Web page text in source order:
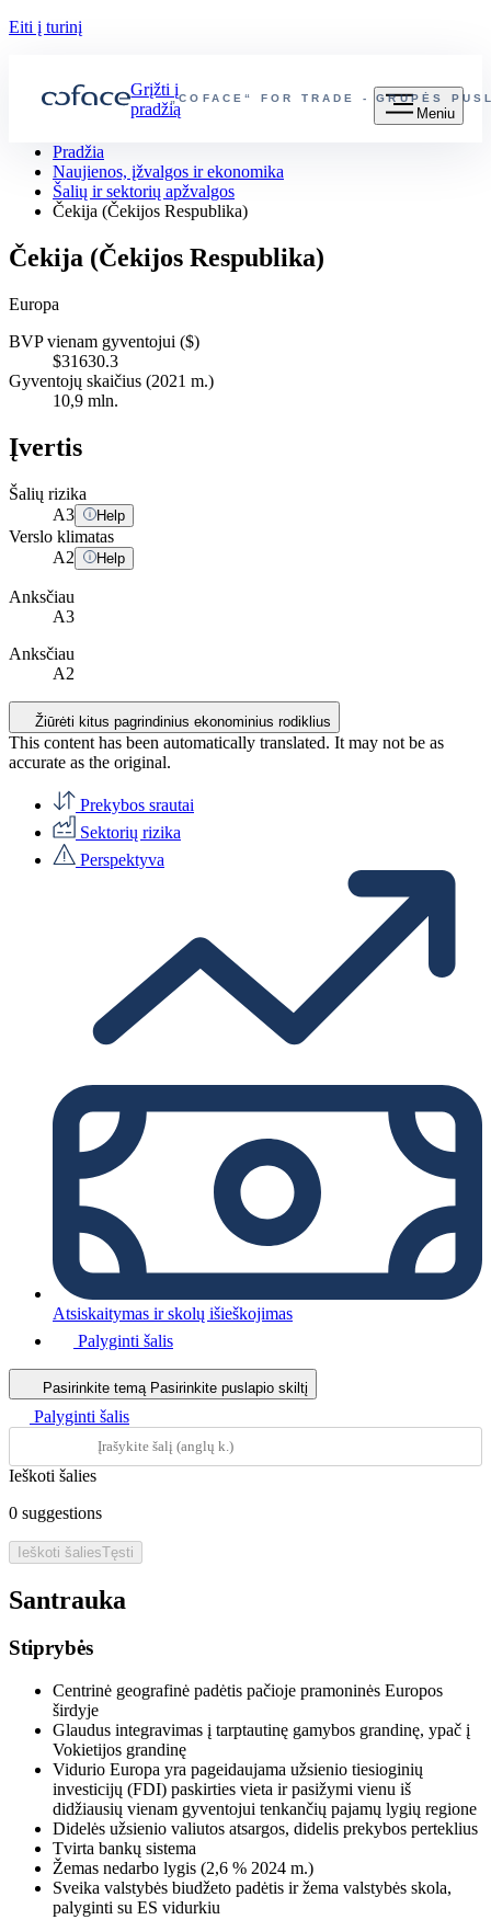
Eiti į turinį
„COFACE“ FOR TRADE - GRUPĖS
Grįžti į
pradžią
Meniu
Pradžia
Naujienos, įžvalgos ir ekonomika
Šalių ir sektorių apžvalgos
Čekija (Čekijos Respublika)
Čekija (Čekijos Respublika)
Europa
BVP vienam gyventojui ($)
$31630.3
Gyventojų skaičius (2021 m.)
10,9 mln.
Įvertis
Šalių rizika
A3 Help
Verslo klimatas
A2 Help
Anksčiau
A3
Anksčiau
A2
Žiūrėti kitus pagrindinius ekonominius rodiklius
This content has been automatically translated. It may not be as
accurate as the original.
Prekybos srautai
Sektorių rizika
Perspektyva
Atsiskaitymas ir skolų išieškojimas
Palyginti šalis
Pasirinkite temą Pasirinkite puslapio skiltį
Palyginti šalis
Ieškoti šalies
0 suggestions
Ieškoti šaliesTęsti
Santrauka
Stiprybės
Centrinė geografinė padėtis pačioje pramoninės Europos
širdyje
Glaudus integravimas į tarptautinę gamybos grandinę, ypač į
Vokietijos grandinę
Vidurio Europa yra pageidaujama užsienio tiesioginių
investicijų (FDI) paskirties vieta ir pasižymi vienu iš
didžiausių vienam gyventojui tenkančių pajamų lygių regione
Didelės užsienio valiutos atsargos, didelis prekybos perteklius
Tvirta bankų sistema
Žemas nedarbo lygis (2,6 % 2024 m.)
Sveika valstybės biudžeto padėtis ir žema valstybės skola,
palyginti su ES vidurkiu